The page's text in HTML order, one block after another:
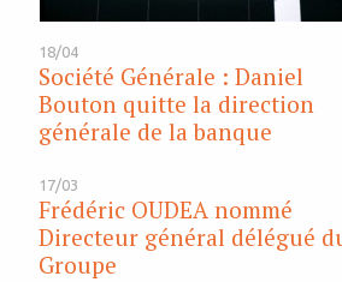
18/04
Société Générale : Daniel
Bouton quitte la direction
générale de la banque
17/03
Frédéric OUDEA nommé
Directeur général délégué
Groupe